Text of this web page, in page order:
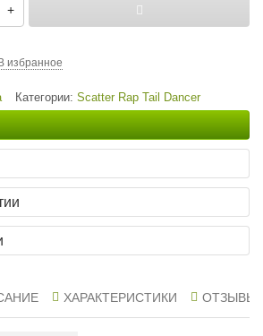
+
В избранное
Категории: Scatter Rap Tail Dancer
ХАРАКТЕРИСТИКИ ОТЗЫВЫ